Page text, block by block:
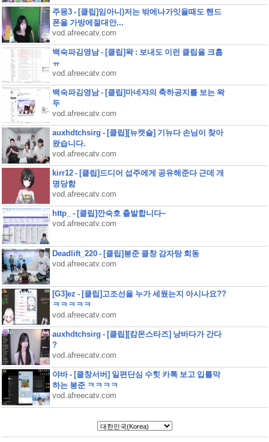
주몽3 - [클립]임아니)저는 밖에나가잇을때도 핸드
폰을 가방에절대안...
vod.afreecatv.com
백숙파김영남 - [클립]왁 : 보내도 이런 클립을 크흡
ㅠ
vod.afreecatv.com
백숙파김영남 - [클립]마네쟈의 축하공지를 보는 왁
두
vod.afreecatv.com
auxhdtchsirg - [클립][뉴캣슬] 기뉴다 손님이 찾아
왔습니다.
vod.afreecatv.com
kirr12 - [클립]드디어 섭주에게 공유해준다 근데 개
명당함
vod.afreecatv.com
http_ - [클립]깐숙호 출발합니다~
vod.afreecatv.com
Deadlift_220 - [클립]봉준 클창 감자탕 회동
vod.afreecatv.com
[G3]ez - [클립]고조선을 누가 세웠는지 아시나요??
ㅋㅋㅋㅋㅋ
vod.afreecatv.com
auxhdtchsirg - [클립][캄몬스타즈] 낭바다가 간다
?
vod.afreecatv.com
야바 - [클창서버] 일편단심 수힛 카톡 보고 입틀막
하는 봉준 ㅋㅋㅋㅋ
vod.afreecatv.com